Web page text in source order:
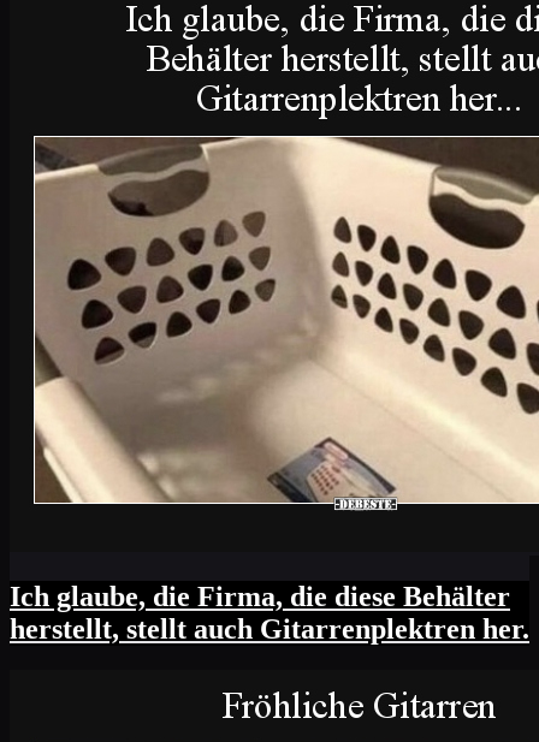
Ich glaube, die Firma, die diese Behälter
herstellt, stellt auch Gitarrenplektren her.